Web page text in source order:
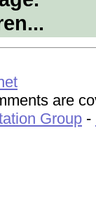
are
Group -